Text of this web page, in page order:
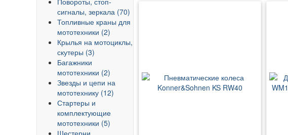
сигналы, зеркала (70)
Топливные краны для
мототехники (2)
Крылья на мотоциклы,
скутеры (3)
Багажники
мототехники (2)
Звезды и цепи на
мототехнику (12)
Стартеры и
комплектующие
мототехники (5)